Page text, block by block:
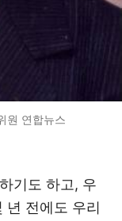
원 연합뉴스
기도 하고, 우
년 전에도 우리